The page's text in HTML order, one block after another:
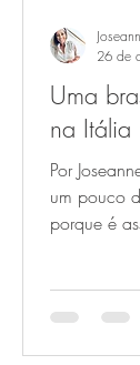
Uma
na Itália
Por
um pouco
porque é
26 de